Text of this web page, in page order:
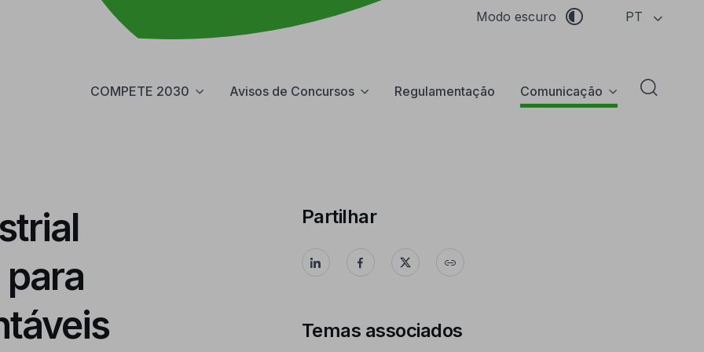
Modo escuro PT
COMPETE 2030 Avisos de Concursos Regulamentação Comunicação Abrir
Partilhar
Temas associados